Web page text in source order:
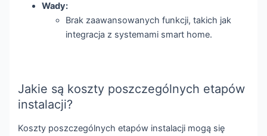
Wady:
Brak zaawansowanych funkcji, takich jak
integracja z systemami smart home.
Jakie są koszty poszczególnych etapów
instalacji?
Koszty poszczególnych etapów instalacji mogą się